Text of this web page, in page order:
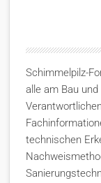
Schimmelpilz-
alle am Bau
technischen